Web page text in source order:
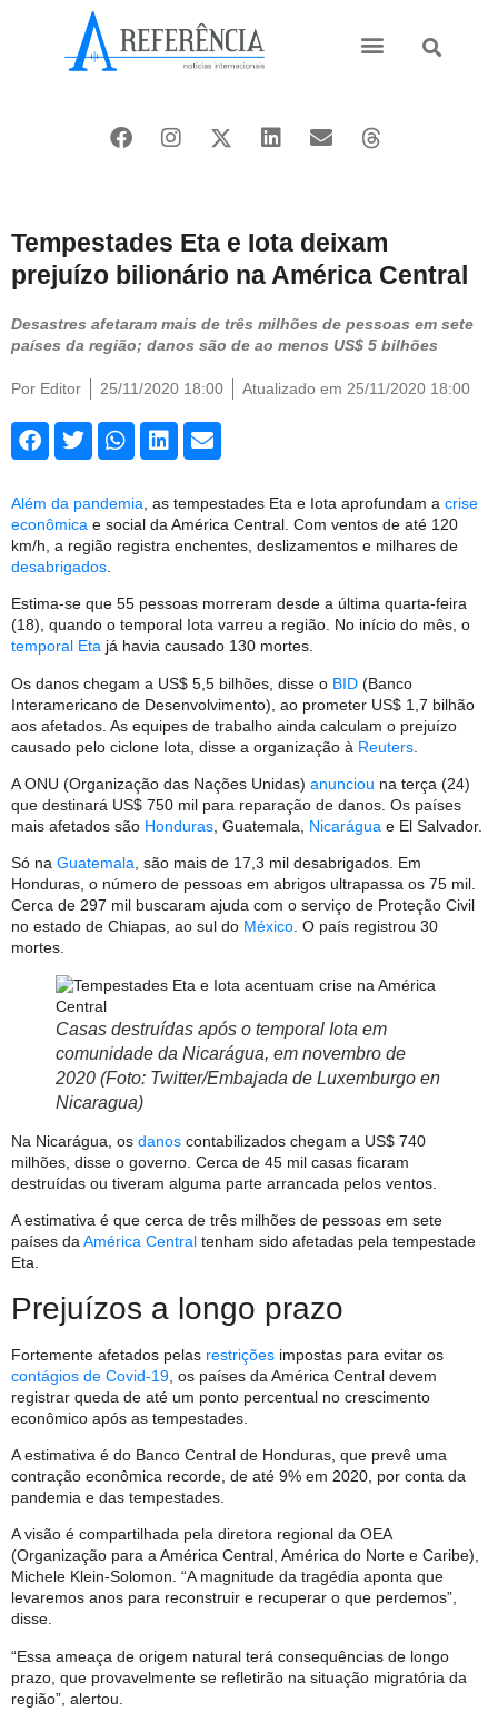
Tempestades Eta e Iota deixam
prejuízo bilionário na América Central
Desastres afetaram mais de três milhões de pessoas em sete
países da região; danos são de ao menos US$ 5 bilhões
Por Editor 25/11/2020 18:00 Atualizado em 25/11/2020 18:00
Além da pandemia , as tempestades Eta e Iota aprofundam a crise
econômica e social da América Central. Com ventos de até 120
km/h, a região registra enchentes, deslizamentos e milhares de
desabrigados
Estima-se que 55 pessoas morreram desde a última quarta-feira
(18), quando o temporal Iota varreu a região. No início do mês, o
temporal Eta já havia causado 130 mortes.
Os danos chegam a US$ 5,5 bilhões, disse o BID (Banco
Interamericano de Desenvolvimento), ao prometer US$ 1,7 bilhão
aos afetados. As equipes de trabalho ainda calculam o prejuízo
causado pelo ciclone Iota, disse a organização à Reuters
A ONU (Organização das Nações Unidas) anunciou na terça (24)
que destinará US$ 750 mil para reparação de danos. Os países
mais afetados são Honduras , Guatemala, Nicarágua e El Salvador.
Só na Guatemala, são mais de 17,3 mil desabrigados. Em
Honduras, o número de pessoas em abrigos ultrapassa os 75 mil.
Cerca de 297 mil buscaram ajuda com o serviço de Proteção Civil
no estado de Chiapas, ao sul do México. O país registrou 30
mortes.
Casas destruídas após o temporal Iota em
comunidade da Nicarágua, em novembro de
2020 (Foto: Twitter/Embajada de Luxemburgo en
Nicaragua)
Na Nicarágua, os danos contabilizados chegam a US$ 740
milhões, disse o governo. Cerca de 45 mil casas ficaram
destruídas ou tiveram alguma parte arrancada pelos ventos.
A estimativa é que cerca de três milhões de pessoas em sete
países daAmérica Central tenham sido afetadas pela tempestade
Eta.
Prejuízos a longo prazo
Fortemente afetados pelas restrições impostas para evitar os
contágios de Covid-19 , os países da América Central devem
registrar queda de até um ponto percentual no crescimento
econômico após as tempestades.
A estimativa é do Banco Central de Honduras, que prevê uma
contração econômica recorde, de até 9% em 2020, por conta da
pandemia e das tempestades.
A visão é compartilhada pela diretora regional da OEA
(Organização para a América Central, América do Norte e Caribe),
Michele Klein-Solomon. “A magnitude da tragédia aponta que
levaremos anos para reconstruir e recuperar o que perdemos”,
disse.
“Essa ameaça de origem natural terá consequências de longo
prazo, que provavelmente se refletirão na situação migratória da
região”, alertou.